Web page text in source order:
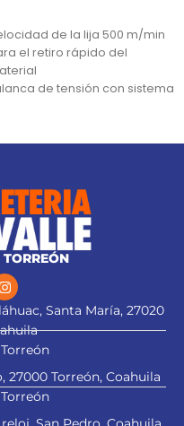
de la lija 500 m/min
el retiro rápido del
de tensión con sistema
de la banda
producto sustituye a:
4X24N2 (13449)
TORREÓN
Santa María, 27020
27000 Torreón, Coahuila